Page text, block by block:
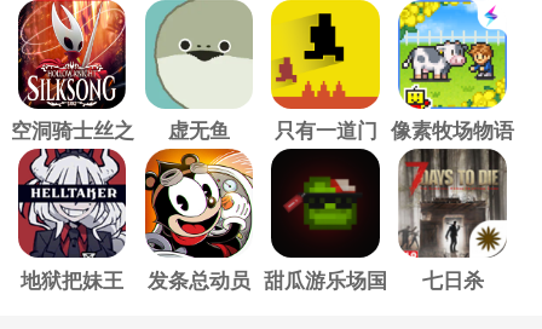
空洞骑士丝之
歌
虚无鱼 只有一道门 像素牧场物语
地狱把妹王 发条总动员
甜瓜游乐场国
七日杀